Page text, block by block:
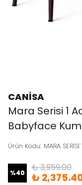
CANİSA
Mara Serisi 1
Babyface
Ürün Kodu: MARA
%40 ₺ 3,959.00
₺